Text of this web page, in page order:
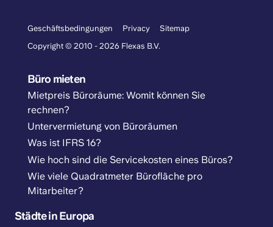
Geschäftsbedingungen Privacy
Sitemap
Copyright © 2010 - 2026 Flexas B.V.
Büro mieten
Mietpreis Büroräume: Womit können Sie
rechnen?
Untervermietung von Büroräumen
Was ist IFRS 16?
Wie hoch sind die Servicekosten eines Büros?
Wie viele Quadratmeter Bürofläche pro
Mitarbeiter?
Städte in Europa